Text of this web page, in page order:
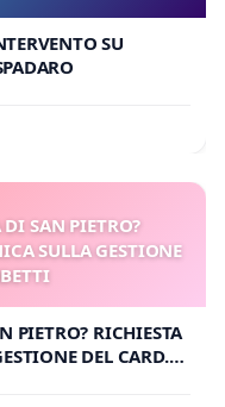
SU
DI SAN PIETRO?
SULLA GESTIONE
PIETRO? RICHIESTA
DEL CARD.